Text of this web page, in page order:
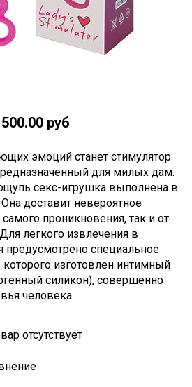
500.00 руб
эмоций станет стимулятор
для милых дам.
секс-игрушка выполнена в
доставит невероятное
проникновения, так и от
легкого извлечения в
предусмотрено специальное
изготовлен интимный
силикон), совершенно
человека.
отсутствует